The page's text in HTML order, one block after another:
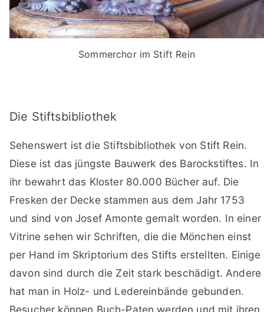
Sommerchor im Stift Rein
Die Stiftsbibliothek
Sehenswert ist die Stiftsbibliothek von Stift Rein.
Diese ist das jüngste Bauwerk des Barockstiftes. In
ihr bewahrt das Kloster 80.000 Bücher auf. Die
Fresken der Decke stammen aus dem Jahr 1753
und sind von Josef Amonte gemalt worden. In einer
Vitrine sehen wir Schriften, die die Mönchen einst
per Hand im Skriptorium des Stifts erstellten. Einige
davon sind durch die Zeit stark beschädigt. Andere
hat man in Holz- und Ledereinbände gebunden.
Besucher können Buch-Paten werden und mit ihren